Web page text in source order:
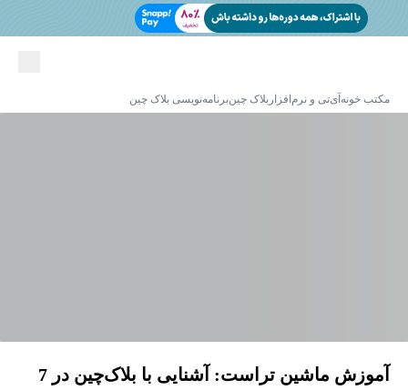
مکتب خونه آی‌تی و نرم‌افزار بلاک چینبرنامه‌نویسی بلاک چین
آموزش ماشین تراست: آشنایی با بلاک‌چین در 7